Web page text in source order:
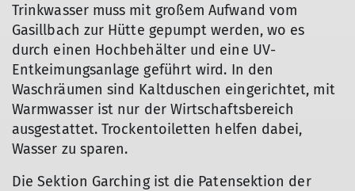
Trinkwasser muss mit großem Aufwand vom
Gasillbach zur Hütte gepumpt werden, wo es
durch einen Hochbehälter und eine UV-
Entkeimungsanlage geführt wird. In den
Waschräumen sind Kaltduschen eingerichtet, mit
Warmwasser ist nur der Wirtschaftsbereich
ausgestattet. Trockentoiletten helfen dabei,
Wasser zu sparen.
Die Sektion Garching ist die Patensektion der